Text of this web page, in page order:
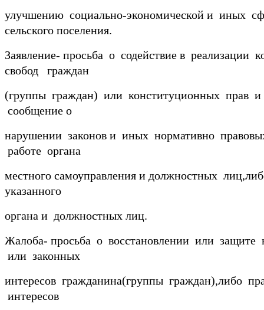
улучшению социально-экономической и иных
сельского поселения.
Заявление- просьба о содействие в реализации
свобод граждан
(группы граждан) или конституционных прав
сообщение о
нарушении законов и иных нормативно
работе органа
местного самоуправления и должностных
указанного
органа и должностных лиц.
Жалоба- просьба о восстановлении или защите
или законных
интересов гражданина(группы граждан),либо
интересов